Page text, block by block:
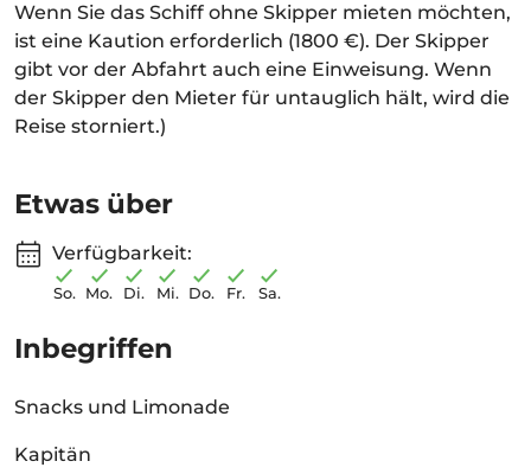
Wenn Sie das Schiff ohne Skipper mieten möchten,
ist eine Kaution erforderlich (1800 €). Der Skipper
gibt vor der Abfahrt auch eine Einweisung. Wenn
der Skipper den Mieter für untauglich hält, wird die
Reise storniert.)
Etwas über
Verfügbarkeit:
So. Mo. Di. Mi. Do. Fr. Sa.
Inbegriffen
Snacks und Limonade
Kapitän